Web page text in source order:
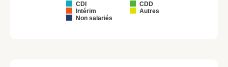
CDI
CDD
Intérim
Autres
Non salariés